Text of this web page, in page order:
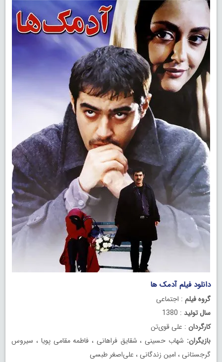
دانلود فیلم آدمک ها
گروه فیلم : اجتماعی
سال تولید : 1380
کارگردان : علی قوی‌تن
بازیگران: شهاب حسینی ، شقایق فراهانی ، فاطمه مقامی پویا ، سیروس
گرجستانی ، امین زندگانی ، علی‌اصغر طبسی